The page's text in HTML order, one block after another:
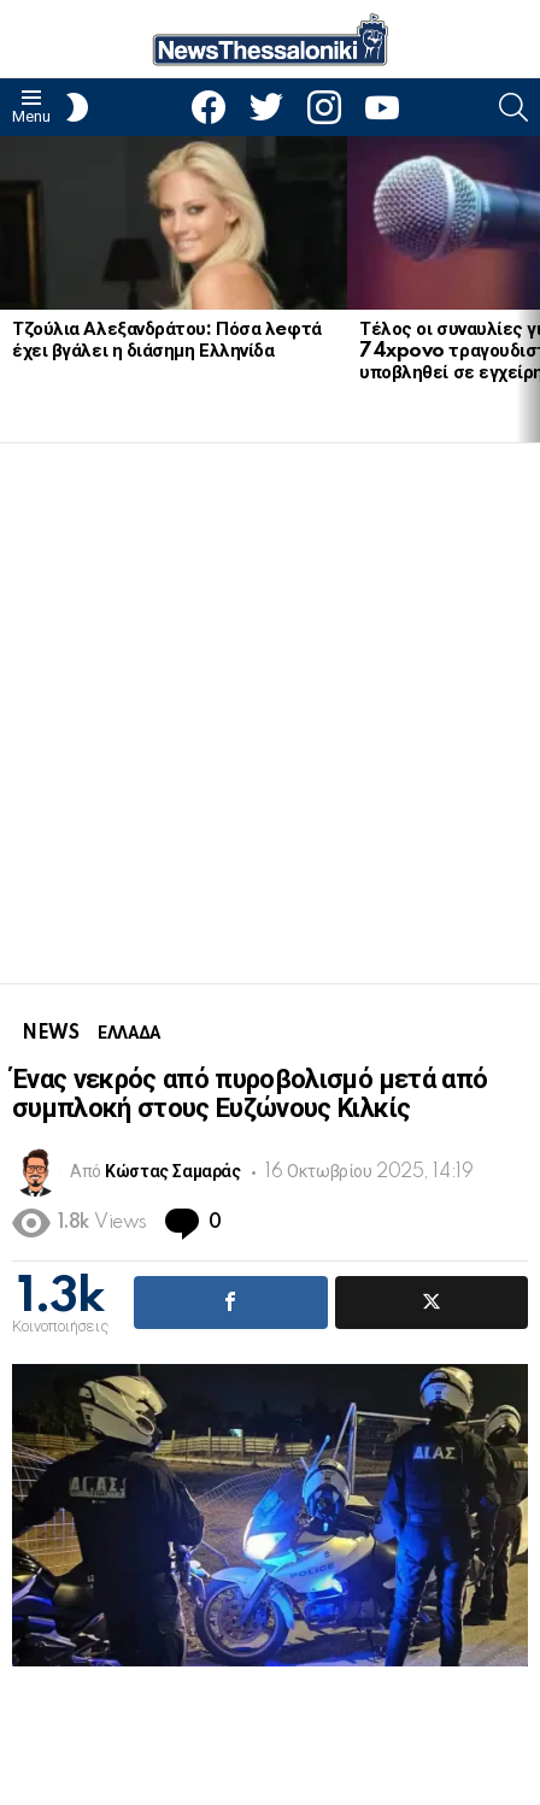
Menu
facebooktwitter instagramyoutube
Τζούλια Αλεξανδράτου: Πόσα λeφτά
έχει βγάλει η διάσημη Ελληνίδα
Τέλος οι συναυλίες
74xpovo
υποβληθεί σε
NEWS ΕΛΛΑΔΑ
Ένας νεκρός από πυροβολισμό μετά από
συμπλοκή στους Ευζώνους Κιλκίς
Από Κώστας Σαμαράς 16 Οκτωβρίου 2025, 14:19
1.8k Views 0
1.3k
Κοινοποιήσεις